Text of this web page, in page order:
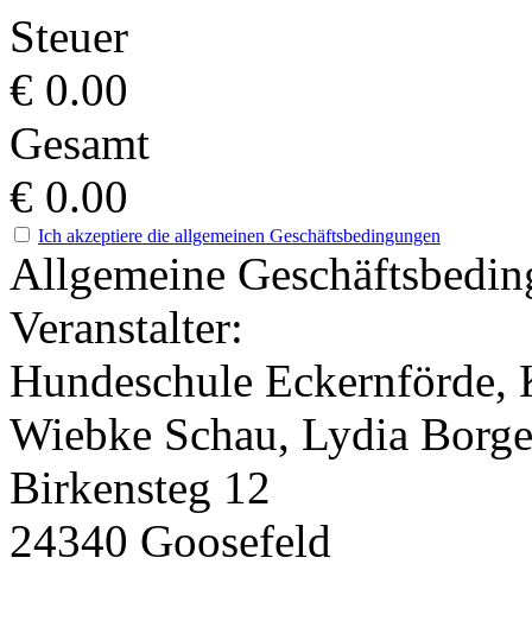
Steuer
€ 0.00
Gesamt
€ 0.00
Ich akzeptiere die allgemeinen Geschäftsbedingungen
Allgemeine
Veranstalter:
Hundeschule Eckernförde,
Wiebke Schau, Lydia
Birkensteg 12
24340 Goosefeld